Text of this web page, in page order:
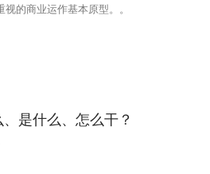
的商业运作基本原型。。
是什么、怎么干？